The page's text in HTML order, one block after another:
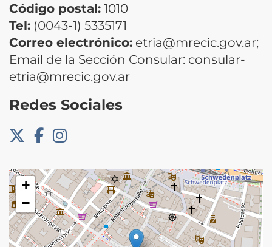
Código postal: 1010
Tel: (0043-1) 5335171
Correo electrónico: etria@mrecic.gov.ar;
Email de la Sección Consular: consular-
etria@mrecic.gov.ar
Redes Sociales
+
−